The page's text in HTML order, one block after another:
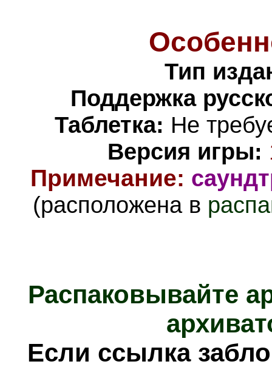
Тип
Поддержка
Таблетка: Не
Версия игры:
Примечание:
(расположена в
Распаковывайте
Если ссылка